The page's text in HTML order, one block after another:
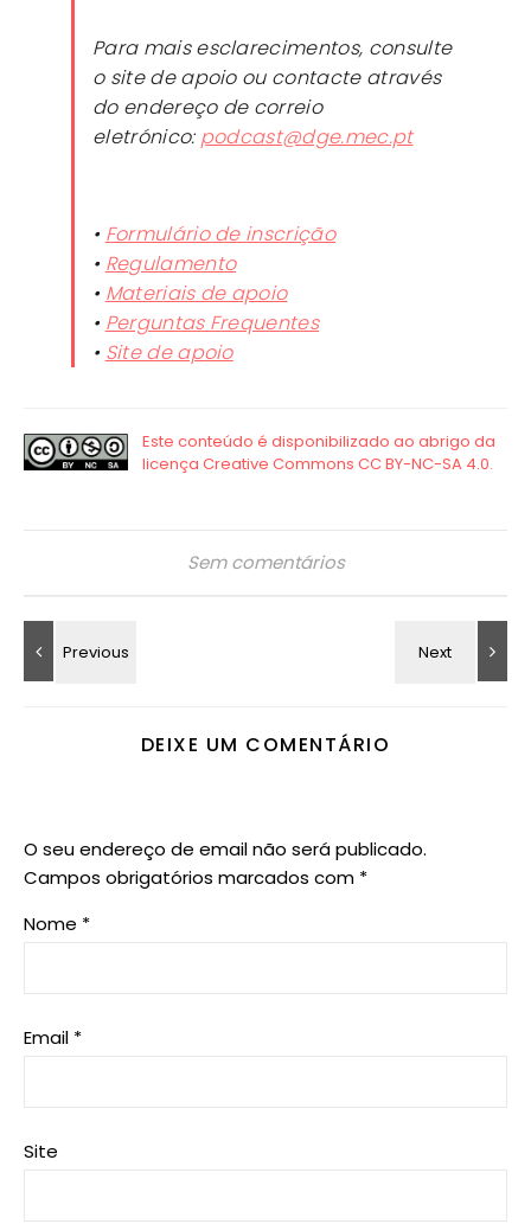
Para mais esclarecimentos, consulte
o site de apoio ou contacte através
do endereço de correio
eletrónico: podcast@dge.mec.pt
• Formulário de inscrição
• Regulamento
• Materiais de apoio
• Perguntas Frequentes
• Site de apoio
Sem comentários
DEIXE UM COMENTÁRIO
O seu endereço de email não será publicado.
Campos obrigatórios marcados com *
Nome *
Email *
Site